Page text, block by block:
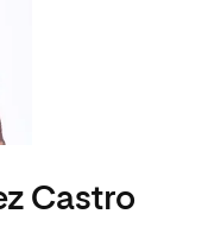
Castro